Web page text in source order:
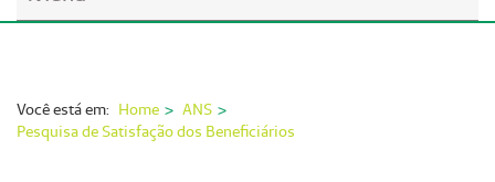
Serviços On-line
Você está em: Home
ANS
Pesquisa de Satisfação dos Beneficiários